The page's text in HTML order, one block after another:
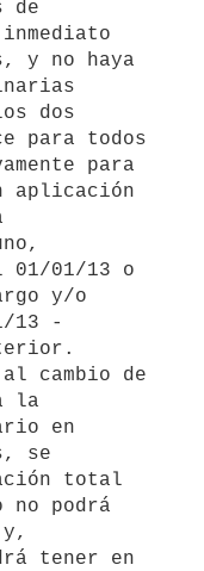
de
y no haya
dos
para todos
para
aplicación
01/01/13 o
y/o
13 -
la
en
se
total
no podrá
tener en